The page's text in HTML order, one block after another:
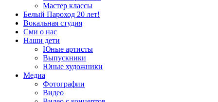
Мастер классы
Белый Пароход 20 лет!
Вокальная студия
Сми о нас
Наши дети
Юные артисты
Выпускники
Юные художники
Медиа
Фотографии
Видео